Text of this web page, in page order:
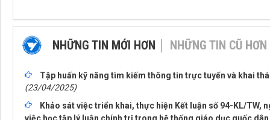
NHỮNG TIN MỚI HƠN NHỮNG TIN CŨ HƠN
Tập huấn kỹ năng tìm kiếm thông tin trực tuyến và khai
(23/04/2025)
Khảo sát việc triển khai, thực hiện Kết luận số 94-KL/TW,